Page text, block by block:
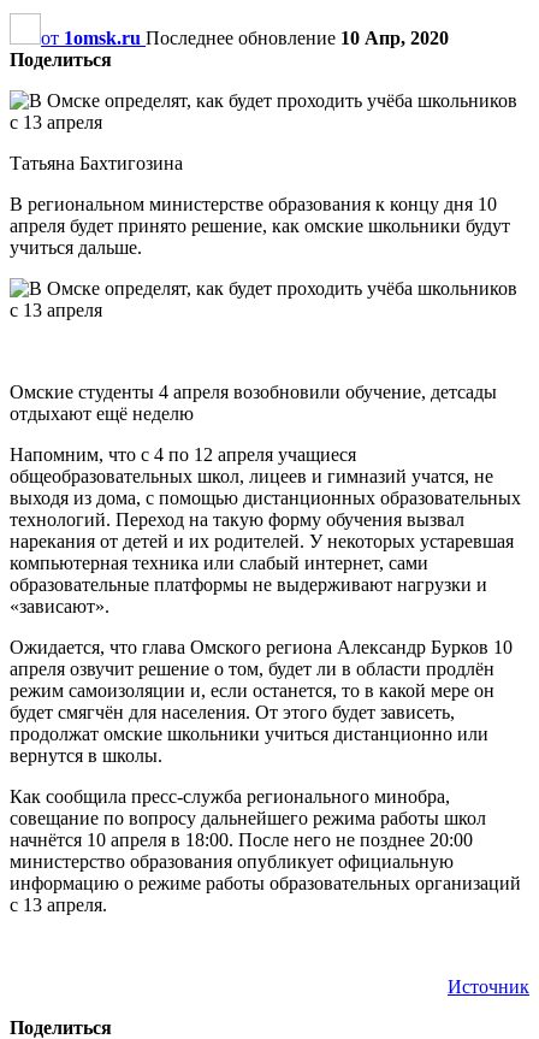
от 1omsk.ru Последнее обновление 10 Апр, 2020
Поделиться
Татьяна Бахтигозина
В региональном министерстве образования к концу дня 10
апреля будет принято решение, как омские школьники будут
учиться дальше.
Омские студенты 4 апреля возобновили обучение, детсады
отдыхают ещё неделю
Напомним, что с 4 по 12 апреля учащиеся
общеобразовательных школ, лицеев и гимназий учатся, не
выходя из дома, с помощью дистанционных образовательных
технологий. Переход на такую форму обучения вызвал
нарекания от детей и их родителей. У некоторых устаревшая
компьютерная техника или слабый интернет, сами
образовательные платформы не выдерживают нагрузки и
«зависают».
Ожидается, что глава Омского региона Александр Бурков 10
апреля озвучит решение о том, будет ли в области продлён
режим самоизоляции и, если останется, то в какой мере он
будет смягчён для населения. От этого будет зависеть,
продолжат омские школьники учиться дистанционно или
вернутся в школы.
Как сообщила пресс-служба регионального минобра,
совещание по вопросу дальнейшего режима работы школ
начнётся 10 апреля в 18:00. После него не позднее 20:00
министерство образования опубликует официальную
информацию о режиме работы образовательных организаций
с 13 апреля.
Источник
Поделиться